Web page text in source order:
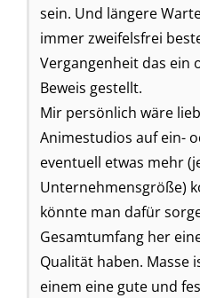
sein. Und längere
immer zweifelsfrei
Vergangenheit das ein
Beweis gestellt.
Mir persönlich wäre
Animestudios auf ein-
eventuell etwas mehr
Unternehmensgröße)
könnte man dafür
Gesamtumfang her
Qualität haben. Masse
einem eine gute und